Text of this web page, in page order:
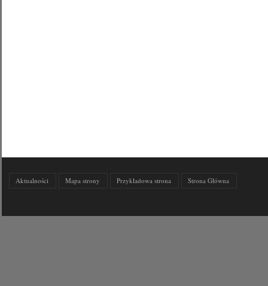
Aktualności Mapa strony Przykładowa strona Strona Główna